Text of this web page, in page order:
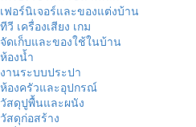
เฟอร์นิเจอร์และของแต่งบ้าน
ทีวี เครื่องเสียง เกม
จัดเก็บและของใช้ในบ้าน
ห้องน้ำ
งานระบบประปา
ห้องครัวและอุปกรณ์
วัสดุปูพื้นและผนัง
วัสดุก่อสร้าง